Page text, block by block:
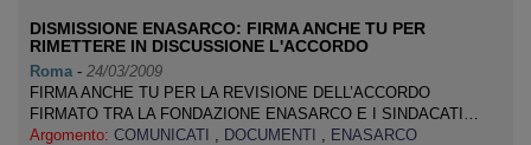
DISMISSIONE ENASARCO: FIRMA ANCHE TU PER
RIMETTERE IN DISCUSSIONE L'ACCORDO
Roma - 24/03/2009
FIRMA ANCHE TU PER LA REVISIONE DELL’ACCORDO
FIRMATO TRA LA FONDAZIONE ENASARCO E I SINDACATI…
Argomento: COMUNICATI , DOCUMENTI , ENASARCO